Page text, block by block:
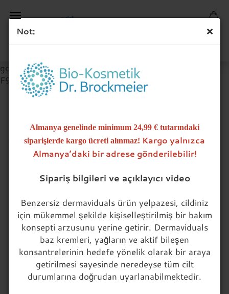
google-site-verification=Fv1yOW2Lbtz8AbGLCRln-
F9Qoh9FrITRvoBgYoSPJT4
Not:
Almanya genelinde minimum 24,99 € tutarındaki
siparişlerde kargo ücreti alınmaz! Kargo yalnızca
Almanya’daki bir adrese gönderilebilir!
Sipariş bilgileri ve açıklayıcı video
Benzersiz dermaviduals ürün yelpazesi, cildiniz
için mükemmel şekilde kişiselleştirilmiş bir bakım
konsepti arzusunu yerine getirir. Dermaviduals
baz kremleri, yağların ve aktif bileşen
konsantrelerinin hedefe yönelik olarak bir araya
getirilmesi sayesinde neredeyse tüm cilt
durumlarına doğrudan uyarlanabilmektedir.
CALLBACK
SERVICE
* notwendige Angaben
Name
E-Mail
Telefonnummer